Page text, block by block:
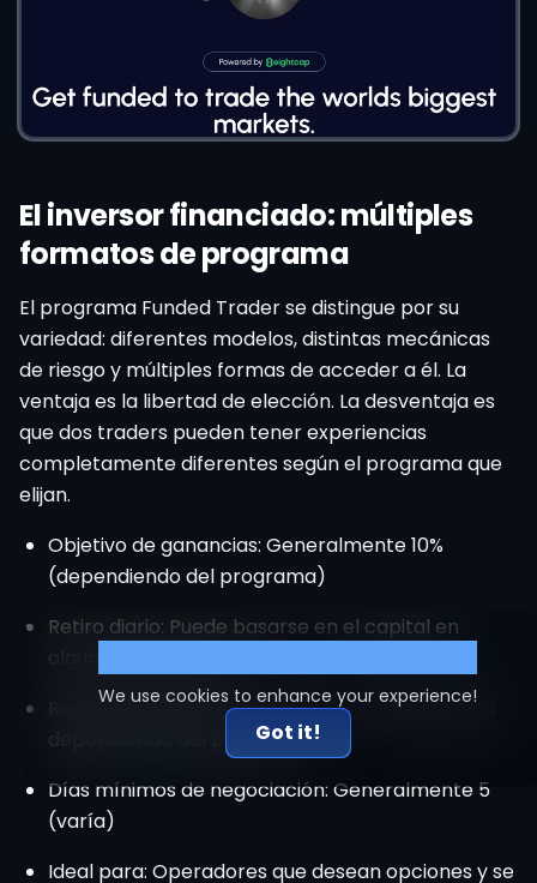
El inversor financiado: múltiples
formatos de programa
El programa Funded Trader se distingue por su
variedad: diferentes modelos, distintas mecánicas
de riesgo y múltiples formas de acceder a él. La
ventaja es la libertad de elección. La desventaja es
que dos traders pueden tener experiencias
completamente diferentes según el programa que
elijan.
Objetivo de ganancias: Generalmente 10%
(dependiendo del programa)
Retiro diario: Puede basarse en el capital en
algunos programas.
Reducción máxima: A menudo relativa/estática
dependiendo del programa.
Días mínimos de negociación: Generalmente 5
(varía)
Ideal para: Operadores que desean opciones y se
We use cookies to enhance your experience!
Got it!